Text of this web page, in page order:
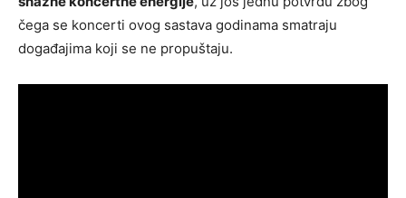
čega se koncerti ovog sastava godinama smatraju
događajima koji se ne propuštaju.